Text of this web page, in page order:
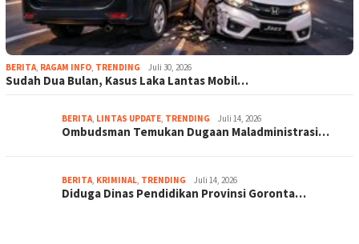
BERITA RAGAM INFO TRENDING Juli 30, 2026
Sudah Dua Bulan, Kasus Laka Lantas Mobil…
BERITA LINTAS UPDATE TRENDING Juli 14, 2026
Ombudsman Temukan Dugaan Maladministrasi…
BERITA KRIMINAL TRENDING Juli 14, 2026
Diduga Dinas Pendidikan Provinsi Goronta…